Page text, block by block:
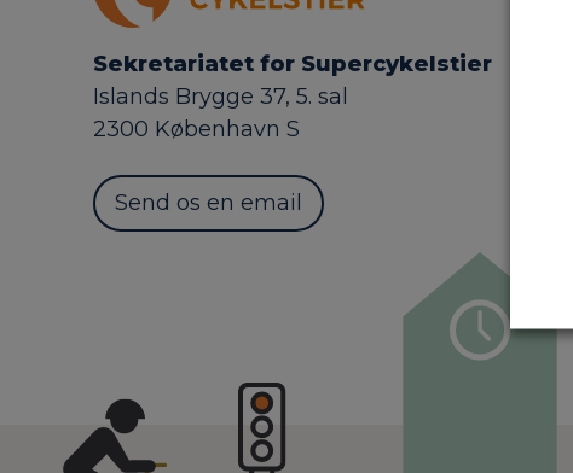
Sekretariatet for Supercykelstier
Islands Brygge 37, 5. sal
2300 København S
Send os en email